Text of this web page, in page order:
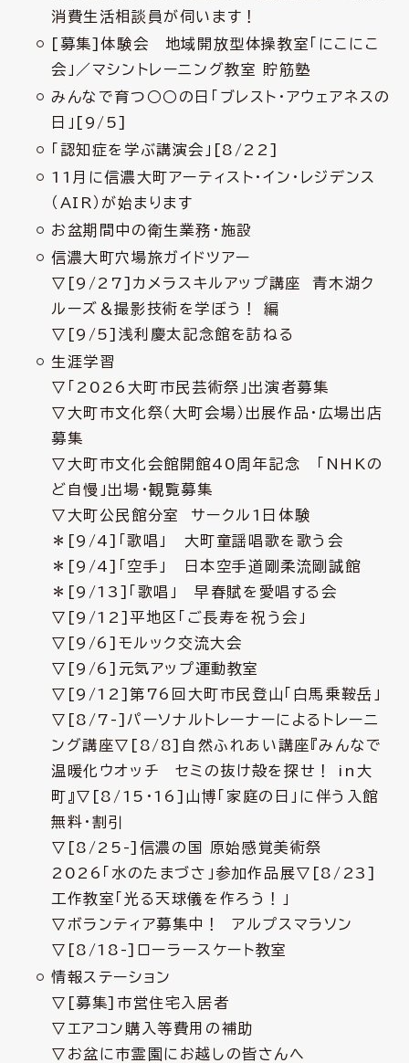
消費生活相談員が伺います！
[募集]体験会 地域開放型体操教室「にこにこ
会」／マシントレーニング教室 貯筋塾
みんなで育つ○○の日「ブレスト・アウェアネスの
日」[9/5]
「認知症を学ぶ講演会」[8/22]
11月に信濃大町アーティスト・イン・レジデンス
（AIR）が始まります
お盆期間中の衛生業務・施設
信濃大町穴場旅ガイドツアー
▽[9/27]カメラスキルアップ講座 青木湖ク
ルーズ＆撮影技術を学ぼう！ 編
▽[9/5]浅利慶太記念館を訪ねる
生涯学習
▽「2026大町市民芸術祭」出演者募集
▽大町市文化祭（大町会場）出展作品・広場出店
募集
▽大町市文化会館開館40周年記念 「NHKの
ど自慢」出場・観覧募集
▽大町公民館分室 サークル1日体験
＊[9/4]「歌唱」 大町童謡唱歌を歌う会
＊[9/4]「空手」 日本空手道剛柔流剛誠館
＊[9/13]「歌唱」 早春賦を愛唱する会
▽[9/12]平地区「ご長寿を祝う会」
▽[9/6]モルック交流大会
▽[9/6]元気アップ運動教室
▽[9/12]第76回大町市民登山「白馬乗鞍岳」
▽[8/7-]パーソナルトレーナーによるトレーニ
ング講座▽[8/8]自然ふれあい講座『みんなで
温暖化ウオッチ セミの抜け殻を探せ！ in大
町』▽[8/15・16]山博「家庭の日」に伴う入館
無料・割引
▽[8/25-]信濃の国 原始感覚美術祭
2026「水のたまづさ」参加作品展▽[8/23]
工作教室「光る天球儀を作ろう！」
▽ボランティア募集中！ アルプスマラソン
▽[8/18-]ローラースケート教室
情報ステーション
▽[募集]市営住宅入居者
▽エアコン購入等費用の補助
▽お盆に市霊園にお越しの皆さんへ